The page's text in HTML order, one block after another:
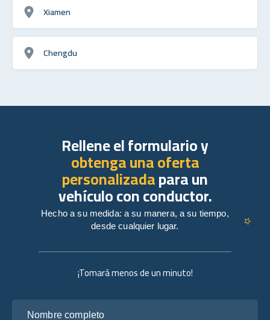
Xiamen
Chengdu
¡Tomará menos de un minuto!
Rellene el formulario y
obtenga una oferta
personalizadapara un
vehículo con conductor.
Hecho a su medida: a su manera, a su tiempo,
desde cualquier lugar.